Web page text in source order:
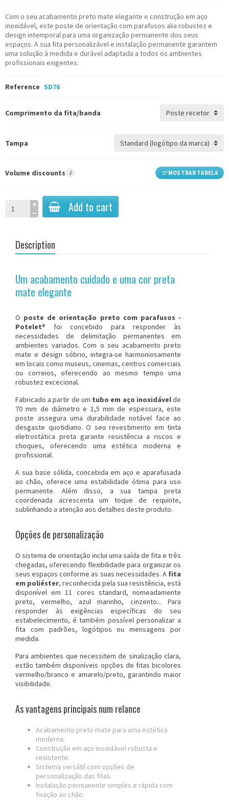
Com o seu acabamento preto mate elegante e construção em aço
inoxidável, este poste de orientação com parafusos alia robustez e
design intemporal para uma organização permanente dos seus
espaços. A sua fita personalizável e instalação permanente garantem
uma solução à medida e durável adaptada a todos os ambientes
profissionais exigentes.
Reference SD76
Comprimento da fita/banda
Tampa
Volume discounts i MOSTRAR TABELA
Add to cart
Description
Um acabamento cuidado e uma cor preta
mate elegante
O poste de orientação preto com parafusos -
Potelet® foi concebido para responder às
necessidades de delimitação permanentes em
ambientes variados. Com o seu acabamento preto
mate e design sóbrio, integra-se harmoniosamente
em locais como museus, cinemas, centros comerciais
ou correios, oferecendo ao mesmo tempo uma
robustez excecional.
Fabricado a partir de um tubo em aço inoxidávelde
70 mm de diâmetro e 1,5 mm de espessura, este
poste assegura uma durabilidade notável face ao
desgaste quotidiano. O seu revestimento em tinta
eletrostática preta garante resistência a riscos e
choques, oferecendo uma estética moderna e
profissional.
A sua base sólida, concebida em aço e aparafusada
ao chão, oferece uma estabilidade ótima para uso
permanente. Além disso, a sua tampa preta
coordenada acrescenta um toque de requinte,
sublinhando a atenção aos detalhes deste produto.
Opções de personalização
O sistema de orientação inclui uma saída de fita e três
chegadas, oferecendo flexibilidade para organizar os
seus espaços conforme as suas necessidades. A fita
em poliéster, reconhecida pela sua resistência, está
disponível em 11 cores standard, nomeadamente
preto, vermelho, azul marinho, cinzento... Para
responder às exigências específicas do seu
estabelecimento, é também possível personalizar a
fita com padrões, logótipos ou mensagens por
medida.
Para ambientes que necessitem de sinalização clara,
estão também disponíveis opções de fitas bicolores
vermelho/branco e amarelo/preto, garantindo maior
visibilidade.
As vantagens principais num relance
Acabamento preto mate para uma estética
moderna.
Construção em aço inoxidável robusta e
resistente.
Sistema versátil com opções de
personalização das fitas.
Instalação permanente simples e rápida com
fixação ao chão.